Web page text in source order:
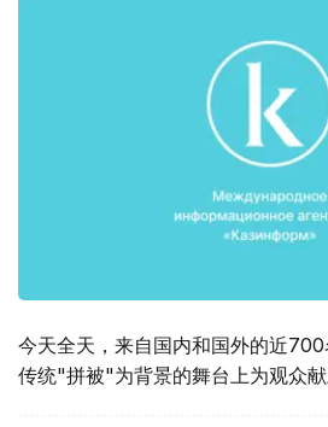
今天全天，来自国内和国外的近
传统"拼被"为背景的舞台上为观众献